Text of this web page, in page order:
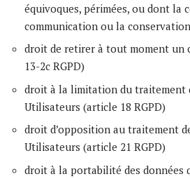
équivoques, périmées, ou dont la
communication ou la
droit de retirer à tout moment un
13-2c RGPD)
droit à la limitation du traitement
Utilisateurs (article 18 RGPD)
droit d’opposition au traitement
Utilisateurs (article 21 RGPD)
droit à la portabilité des données